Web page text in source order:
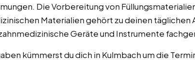
Die Vorbereitung von
Materialien gehört zu deinen täglichen
Geräte und Instrumente
kümmerst du dich in Kulmbach um die